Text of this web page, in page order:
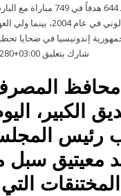
سجل ميسي الـ 644 هدفاً في
الفريق الكتالوني في
إندونيسيا في ضحايا
2021-01-10T01:10:07.280+03:00 شارك بتعليق
الكبير،
رئيس
معيتيق سبل
المختنقات